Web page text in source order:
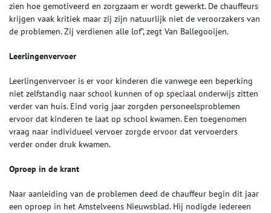
zien hoe gemotiveerd en zorgzaam er wordt gewerkt. De chauffeurs
krijgen vaak kritiek maar zij zijn natuurlijk niet de veroorzakers van
de problemen. Zij verdienen alle lof”, zegt Van Ballegooijen.
Leerlingenvervoer
Leerlingenvervoer is er voor kinderen die vanwege een beperking
niet zelfstandig naar school kunnen of op speciaal onderwijs zitten
verder van huis. Eind vorig jaar zorgden personeelsproblemen
ervoor dat kinderen te laat op school kwamen. Een toegenomen
vraag naar individueel vervoer zorgde ervoor dat vervoerders
verder onder druk kwamen.
Oproep in de krant
Naar aanleiding van de problemen deed de chauffeur begin dit jaar
een oproep in het Amstelveens Nieuwsblad. Hij nodigde iedereen